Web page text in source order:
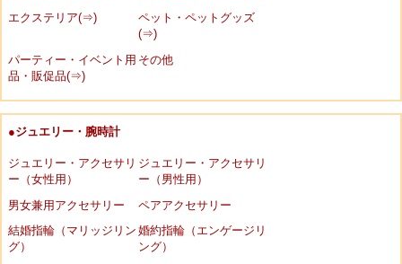
エクステリア(⇒)
ペット・ペットグッズ
(⇒)
パーティー・イベント用
品・販促品(⇒)
その他
●ジュエリー・腕時計
ジュエリー・アクセサリ
ー（女性用）
ジュエリー・アクセサリ
ー（男性用）
男女兼用アクセサリー
ペアアクセサリー
結婚指輪（マリッジリン
グ）
婚約指輪（エンゲージリ
ング）